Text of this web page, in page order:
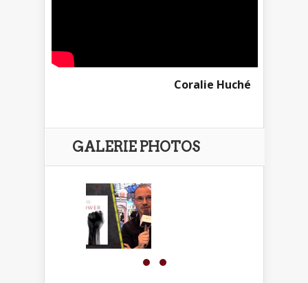
Coralie Huché
GALERIE PHOTOS